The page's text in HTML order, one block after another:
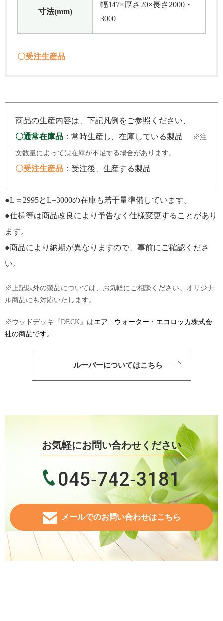
寸法(mm)
幅147×厚さ20×長さ2000・
3000
〇受注生産品
商品の生産内容は、下記凡例をご参照ください、
〇通常在庫品 ：常時生産し、在庫している製品
※注
文数量によっては在庫が不足する場合があります。
〇受注生産品 ：受注後、生産する製品
●L＝2995とL=3000の在庫も若干量準備しています。
●仕様等は商品改良により予告なく仕様変更することがあり
ます。
●商品により納期が異なりますので、事前にご確認くださ
い。
※上記以外の製品については、お気軽にご相談ください。オリジナ
ル商品にも対応いたします。
※ウッドデッキ『DECK』はエア・ウォーター・エコロッカ株式会
社の商品です。
ルーバーについてはこちら
お気軽にお問い合わせください
045‐742‐3181
メールでのお問い合わせはこちら